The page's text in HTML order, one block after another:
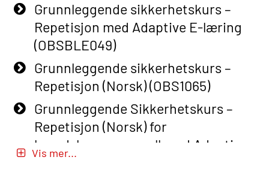
Grunnleggende sikkerhetskurs –
Repetisjon med Adaptive E-læring
(OBSBLE049)
Grunnleggende sikkerhetskurs –
Repetisjon (Norsk) (OBS1065)
Grunnleggende Sikkerhetskurs –
Repetisjon (Norsk) for
beredskapspersonell med Adaptive
E-læring (OBSBLE051)
Vis mer...